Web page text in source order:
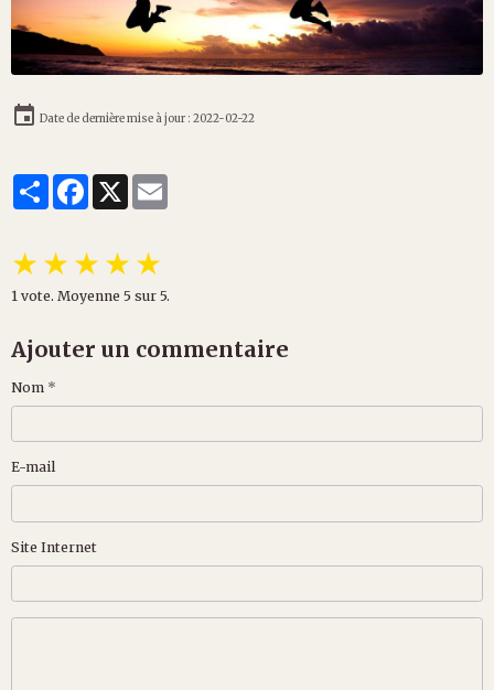
Date de dernière mise à jour : 2022-02-22
PartagerFacebook
X
★★★★★
1 vote. Moyenne 5 sur 5.
Ajouter un commentaire
Nom
E-mail
Site Internet